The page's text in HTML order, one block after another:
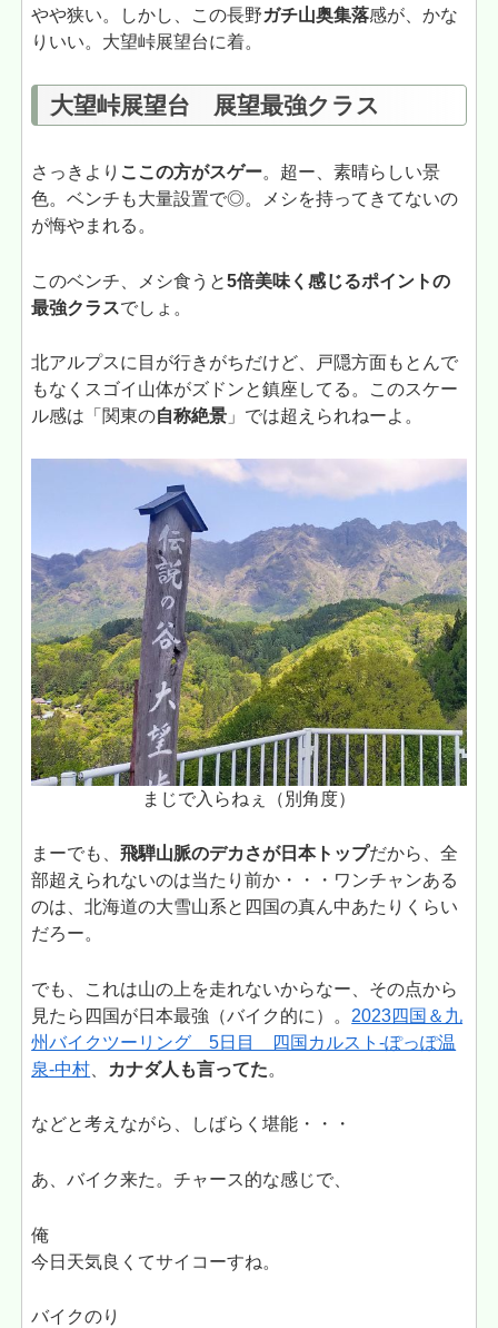
やや狭い。しかし、この長野ガチ山奥集落感が、かな
りいい。大望峠展望台に着。
大望峠展望台 展望最強クラス
さっきより ここの方がスゲー。超ー、素晴らしい景
色。ベンチも大量設置で◎。メシを持ってきてないの
が悔やまれる。
このベンチ、メシ食うと5倍美味く感じるポイントの
最強クラスでしょ。
北アルプスに目が行きがちだけど、戸隠方面もとんで
もなくスゴイ山体がズドンと鎮座してる。このスケー
ル感は「関東の自称絶景 」では超えられねーよ。
まじで入らねぇ（別角度）
まーでも、飛騨山脈のデカさが日本トップだから、全
部超えられないのは当たり前か・・・ワンチャンある
のは、北海道の大雪山系と四国の真ん中あたりくらい
だろー。
でも、これは山の上を走れないからなー、その点から
見たら四国が日本最強（バイク的に）。 2023四国＆九
州バイクツーリング 5日目 四国カルスト-ぽっぽ温
泉-中村
カナダ人も言ってた。
などと考えながら、しばらく堪能・・・
あ、バイク来た。チャース的な感じで、
俺
今日天気良くてサイコーすね。
バイクのり